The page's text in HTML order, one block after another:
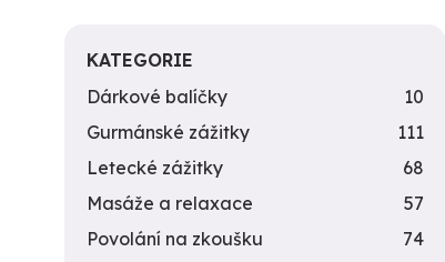
KATEGORIE
Dárkové balíčky
10
Gurmánské zážitky
111
Letecké zážitky
68
Masáže a relaxace
57
Povolání na zkoušku
74